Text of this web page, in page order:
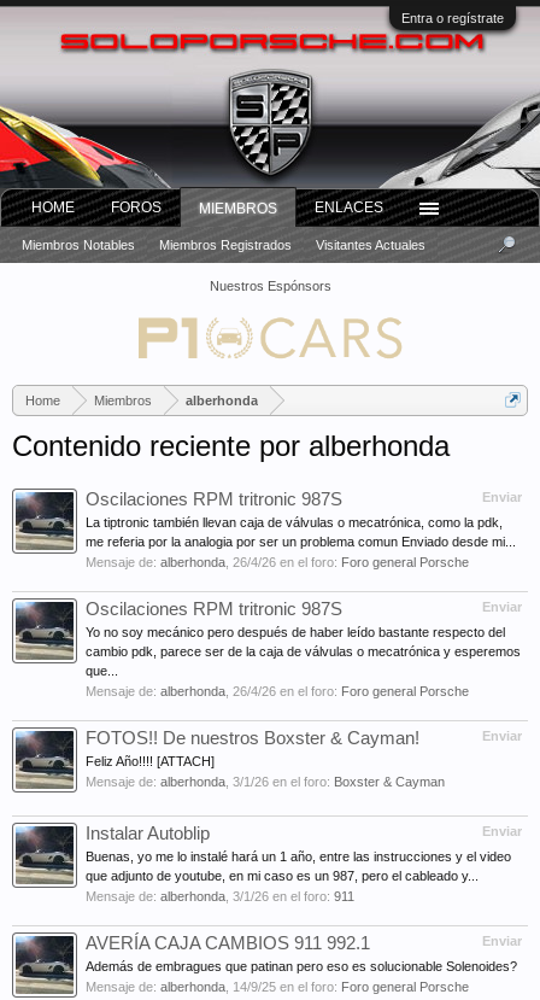
Entra o regístrate
Nuestros Espónsors
Home Miembros alberhonda
Contenido reciente por alberhonda
Enviar
Oscilaciones RPM tritronic 987S
La tiptronic también llevan caja de válvulas o mecatrónica, como la pdk,
me referia por la analogia por ser un problema comun Enviado desde mi...
Mensaje de: alberhonda 26/4/26 en el foro: Foro general Porsche
Enviar
Oscilaciones RPM tritronic 987S
Yo no soy mecánico pero después de haber leído bastante respecto del
cambio pdk, parece ser de la caja de válvulas o mecatrónica y esperemos
que...
Mensaje de: alberhonda 26/4/26 en el foro: Foro general Porsche
Enviar
FOTOS!! De nuestros Boxster & Cayman!
Feliz Año!!!! [ATTACH]
Mensaje de: alberhonda 3/1/26 en el foro: Boxster & Cayman
Enviar
Instalar Autoblip
Buenas, yo me lo instalé hará un 1 año, entre las instrucciones y el video
que adjunto de youtube, en mi caso es un 987, pero el cableado y...
Mensaje de: alberhonda 3/1/26 en el foro: 911
Enviar
AVERÍA CAJA CAMBIOS 911 992.1
Además de embragues que patinan pero eso es solucionable Solenoides?
Mensaje de: alberhonda 14/9/25 en el foro: Foro general Porsche
HOME FOROS MIEMBROS
Miembros Notables Miembros Registrados Visitantes Actuales
ENLACES